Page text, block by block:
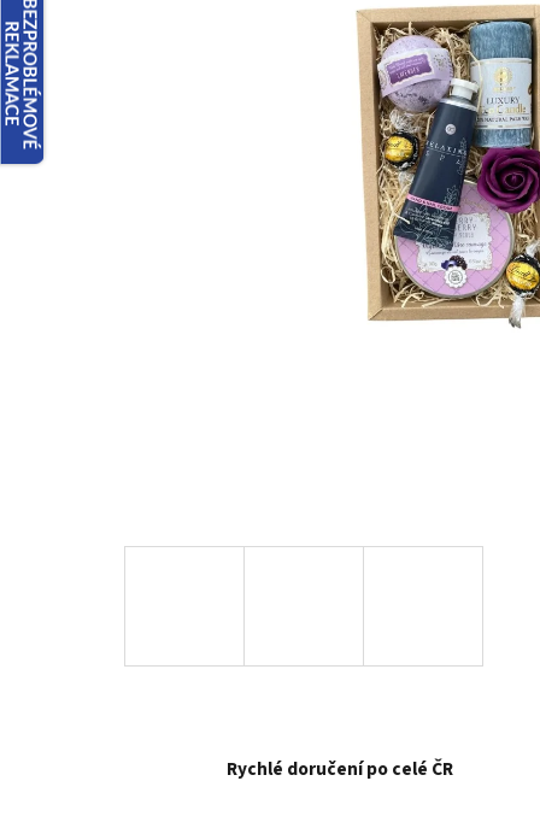
Rychlé doručení po celé ČR